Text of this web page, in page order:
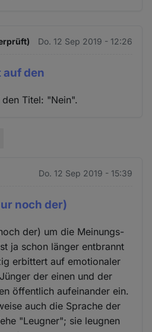
Do. 12 Sep 2019 - 12:26
den
Titel: "Nein".
Do. 12 Sep 2019 - 15:39
noch der)
der) um die Meinungs-
ja schon länger entbrannt
erbittert auf emotionaler
der einen und der
öffentlich aufeinander ein.
auch die Sprache der
"Leugner"; sie leugnen